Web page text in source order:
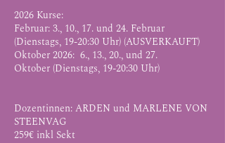
2026 Kurse:
Februar: 3., 10., 17. und 24. Februar
(Dienstags, 19-20:30 Uhr) (AUSVERKAUFT)
Oktober 2026: 6., 13., 20., und 27.
Oktober(Dienstags, 19-20:30 Uhr)
Dozentinnen: ARDEN und MARLENE VON
STEENVAG
259€ inkl Sekt